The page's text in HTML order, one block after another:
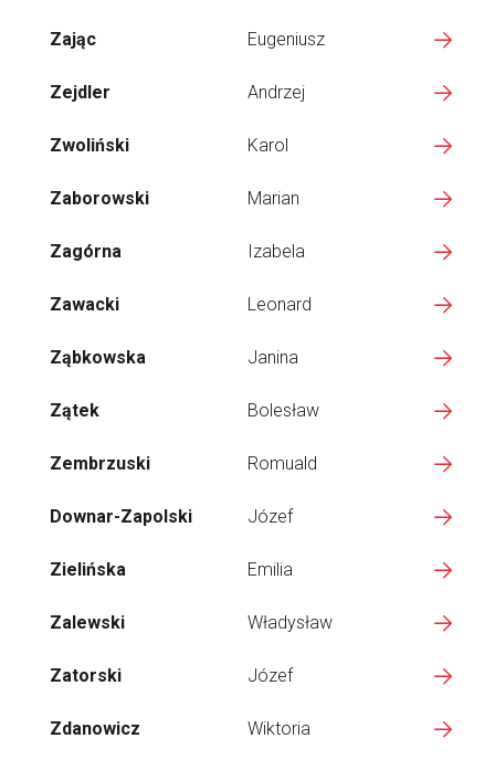
Zając Eugeniusz
Zejdler Andrzej
Zwoliński Karol
Zaborowski Marian
Zagórna Izabela
Zawacki Leonard
Ząbkowska Janina
Zątek Bolesław
Zembrzuski Romuald
Downar-Zapolski Józef
Zielińska Emilia
Zalewski Władysław
Zatorski Józef
Zdanowicz Wiktoria